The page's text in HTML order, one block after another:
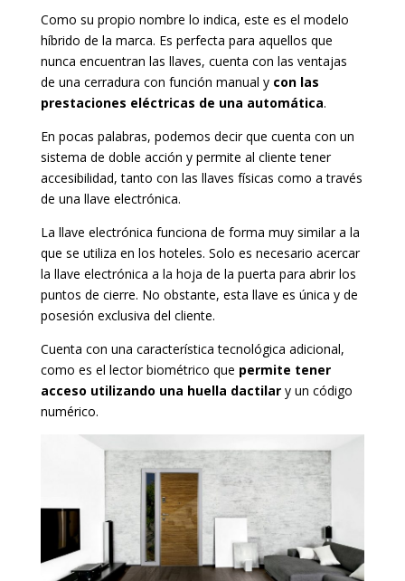
Como su propio nombre lo indica, este es el modelo
híbrido de la marca. Es perfecta para aquellos que
nunca encuentran las llaves, cuenta con las ventajas
de una cerradura con función manual y con las
prestaciones eléctricas de una automática.
En pocas palabras, podemos decir que cuenta con un
sistema de doble acción y permite al cliente tener
accesibilidad, tanto con las llaves físicas como a través
de una llave electrónica.
La llave electrónica funciona de forma muy similar a la
que se utiliza en los hoteles. Solo es necesario acercar
la llave electrónica a la hoja de la puerta para abrir los
puntos de cierre. No obstante, esta llave es única y de
posesión exclusiva del cliente.
Cuenta con una característica tecnológica adicional,
como es el lector biométrico que permite tener
acceso utilizando una huella dactilary un código
numérico.